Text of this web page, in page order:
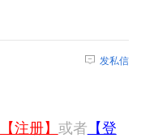
发私信
【注册】 或者 【登